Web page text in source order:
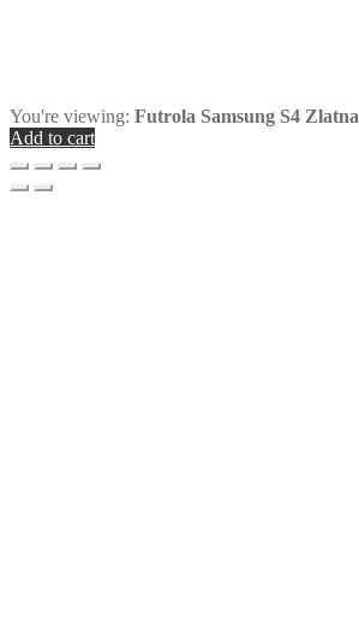
You're viewing: Futrola Samsung S4 Zlatna
Add to cart